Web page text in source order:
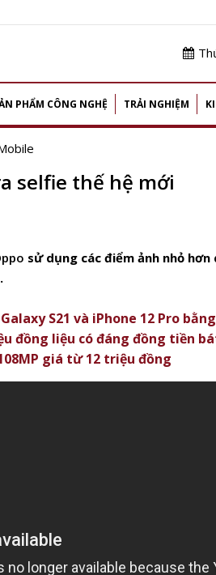
PHẨM CÔNG NGHỆ TRẢI NGHIỆM
selfie thế hệ mới
sử dụng các điểm ảnh nhỏ
S21 và iPhone 12 Pro
đồng liệu có đáng đồng tiền
giá từ 12 triệu đồng